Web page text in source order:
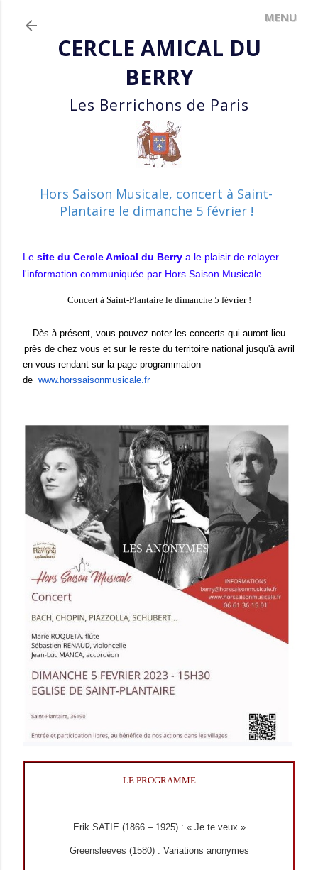
CERCLE AMICAL DU
BERRY
Les Berrichons de Paris
Hors Saison Musicale, concert à Saint-
Plantaire le dimanche 5 février !
Le site du Cercle Amical du Berry a le plaisir de relayer
l'information communiquée par Hors Saison Musicale
Concert à Saint-Plantaire le dimanche 5 février !
Dès à présent, vous pouvez noter les concerts qui auront lieu
près de chez vous et sur le reste du territoire national jusqu'à avril
en vous rendant sur la page programmation
de www.horssaisonmusicale.fr
LE PROGRAMME
Erik SATIE (1866 – 1925) : « Je te veux »
Greensleeves (1580) : Variations anonymes